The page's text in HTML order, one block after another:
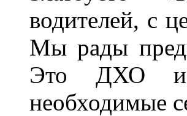
водителей, с
Мы рады
Это ДХО
необходимые